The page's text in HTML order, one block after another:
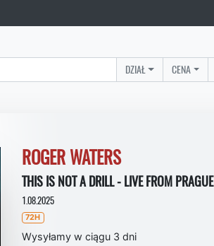
DZIAŁ CENA
ROGER WATERS
THIS IS NOT A DRILL - LIVE FROM PRAGUE
1.08.2025
72H
Wysyłamy w ciągu 3 dni